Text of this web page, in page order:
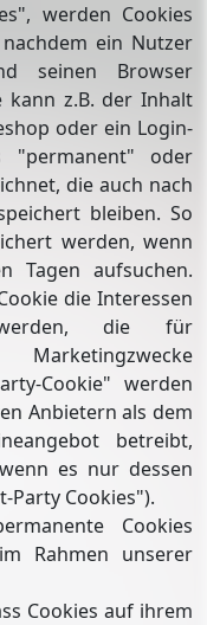
werden Cookies
ein Nutzer
seinen Browser
kann z.B. der Inhalt
oder ein Login-
"permanent" oder
die auch nach
bleiben. So
werden, wenn
Tagen aufsuchen.
die Interessen
die für
Cookie" werden
Anbietern als dem
betreibt,
es nur dessen
Party Cookies").
Cookies
Rahmen unserer
Cookies auf ihrem